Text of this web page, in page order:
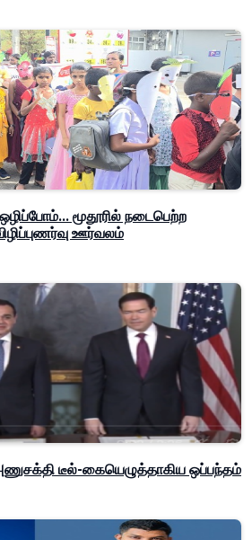
மூதூரில் நடைபெற்ற
ஊர்வலம்
டீல்-கையெழுத்தாகிய ஒப்பந்தம்